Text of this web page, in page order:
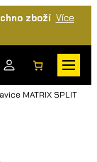
zboží Více
MATRIX SPLIT